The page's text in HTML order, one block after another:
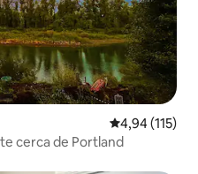
Calificación
4,94 (115)
cerca de Portland